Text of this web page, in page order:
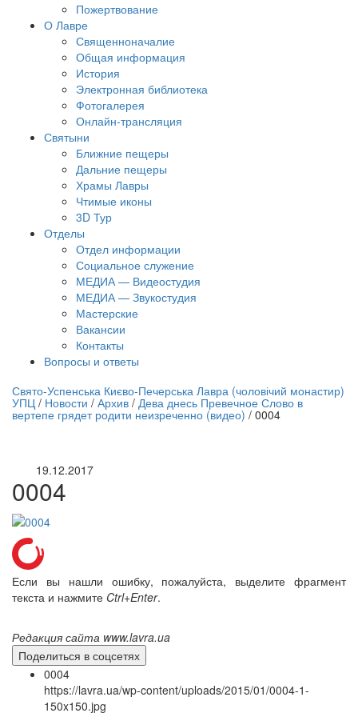
Пожертвование
О Лавре
Священноначалие
Общая информация
История
Электронная библиотека
Фотогалерея
Онлайн-трансляция
Святыни
Ближние пещеры
Дальние пещеры
Храмы Лавры
Чтимые иконы
3D Тур
Отделы
Отдел информации
Социальное служение
МЕДИА — Видеостудия
МЕДИА — Звукостудия
Мастерские
Вакансии
Контакты
Вопросы и ответы
трансляция | 12 сентября
трансляции
Свято-Успенська Києво-Печерська Лавра (чоловічий монастир)
УПЦ / Новости / Архив / Дева днесь Превечное Слово в
вертепе грядет родити неизреченно (видео) / 0004
19.12.2017
0004
Если вы нашли ошибку, пожалуйста, выделите фрагмент
текста и нажмите Ctrl+Enter.
Редакция сайта www.lavra.ua
Поделиться в соцсетях
0004
https://lavra.ua/wp-content/uploads/2015/01/0004-1-
150x150.jpg